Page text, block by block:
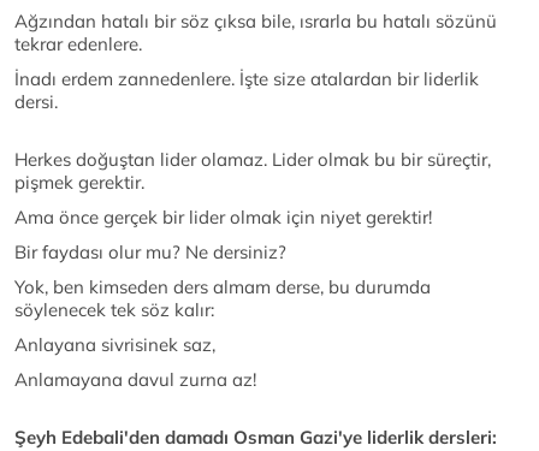
Ağzından hatalı bir söz çıksa bile, ısrarla bu hatalı sözünü
tekrar edenlere.
İnadı erdem zannedenlere. İşte size atalardan bir liderlik
dersi.
Herkes doğuştan lider olamaz. Lider olmak bu bir süreçtir,
pişmek gerektir.
Ama önce gerçek bir lider olmak için niyet gerektir!
Bir faydası olur mu? Ne dersiniz?
Yok, ben kimseden ders almam derse, bu durumda
söylenecek tek söz kalır:
Anlayana sivrisinek saz,
Anlamayana davul zurna az!
Şeyh Edebali'den damadı Osman Gazi'ye liderlik dersleri: